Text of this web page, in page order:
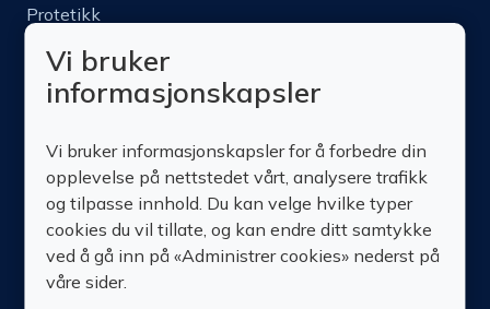
Protetikk
Nettbutikk
Om oss
Kontakt oss
Vi bruker
informasjonskapsler
Vi bruker informasjonskapsler for å forbedre din
opplevelse på nettstedet vårt, analysere trafikk
og tilpasse innhold. Du kan velge hvilke typer
cookies du vil tillate, og kan endre ditt samtykke
ved å gå inn på «Administrer cookies» nederst på
våre sider.